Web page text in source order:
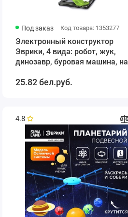
Под заказ Код товара: 1353277
Электронный конструктор
Эврики, 4 вида: робот, жук,
динозавр, буровая машина, на
25.82 бел.руб.
4.8